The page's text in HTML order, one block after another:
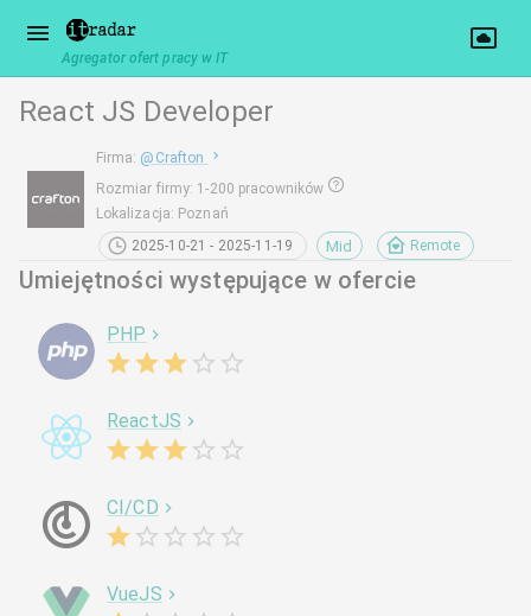
Agregator ofert pracy w IT
React JS Developer
Firma: @ Crafton
Rozmiar firmy: 1-200 pracowników
Lokalizacja: Poznań
2025-10-21 - 2025-11-19
Mid Remote
Umiejętności występujące w ofercie
PHP
ReactJS
CI/CD
VueJS